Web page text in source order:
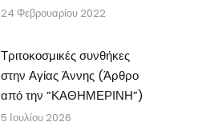
24 Φεβρουαρίου 2022
Τριτοκοσμικές συνθήκες
στην Αγίας Άννης (Άρθρο
από την ”ΚΑΘΗΜΕΡΙΝΗ”)
5 Ιουλίου 2026